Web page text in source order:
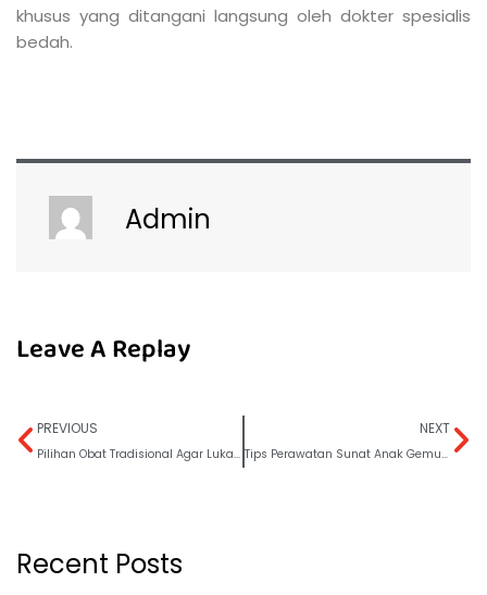
khusus yang ditangani langsung oleh dokter spesialis
bedah.
Admin
Leave A Replay
PREVIOUS
Pilihan Obat Tradisional Agar Luka Sunat Cepat Kering
NEXT
Tips Perawatan Sunat Anak Gemuk Agar Cepat Sembuh
Recent Posts